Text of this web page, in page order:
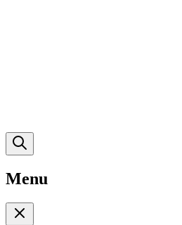
Menu